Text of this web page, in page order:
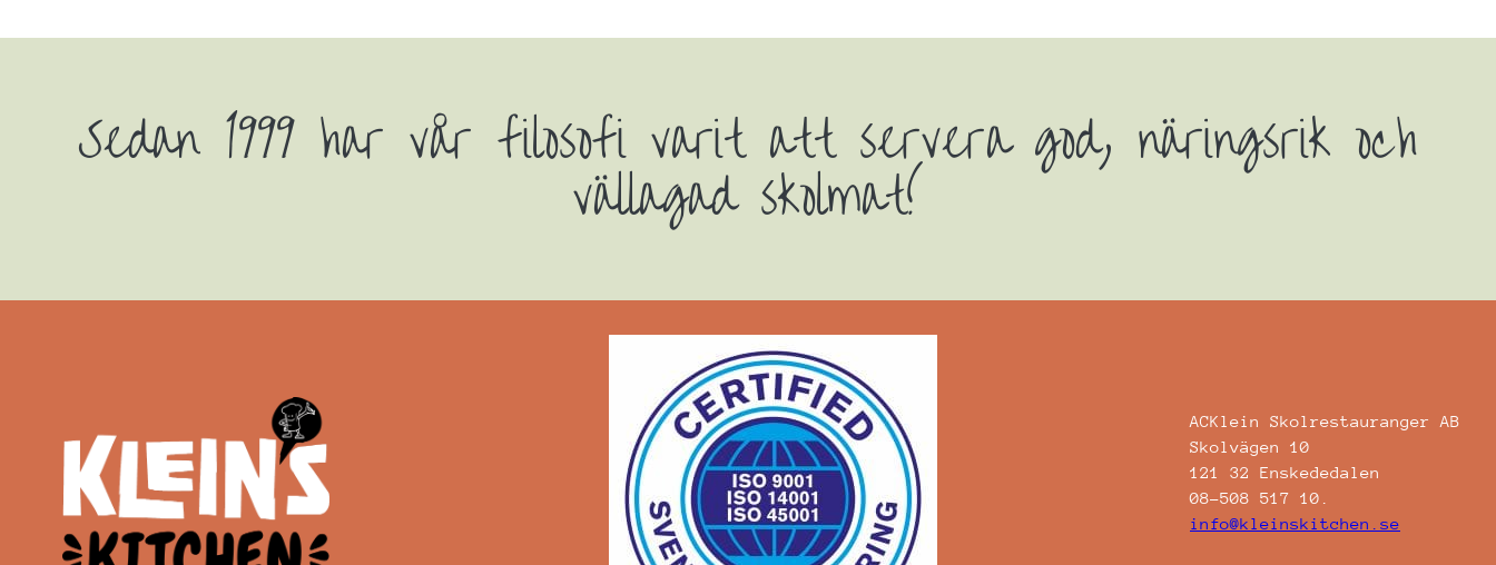
Sedan 1999 har vår filosofi varit att servera god, näringsrik och
vällagad skolmat!
ACKlein Skolrestauranger AB
Skolvägen 10
121 32 Enskededalen
08-508 517 10.
info@kleinskitchen.se